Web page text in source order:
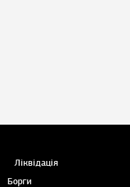
Ліквідація
Борги